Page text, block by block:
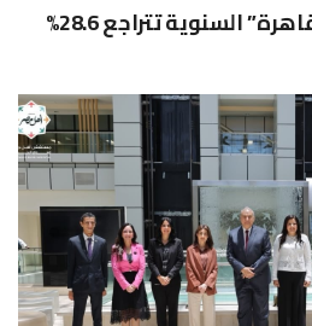
السنوية تتراجع 28.6%